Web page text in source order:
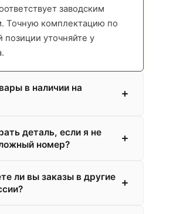
заводским
Точную комплектацию по
позиции уточняйте у
в наличии на
деталь, если я не
номер?
ли вы заказы в другие